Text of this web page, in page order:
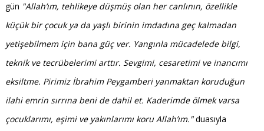
gün "Allah’ım, tehlikeye düşmüş olan her canlının, özellikle
küçük bir çocuk ya da yaşlı birinin imdadına geç kalmadan
yetişebilmem için bana güç ver. Yangınla mücadelede bilgi,
teknik ve tecrübelerimi arttır. Sevgimi, cesaretimi ve inancımı
eksiltme. Pirimiz İbrahim Peygamberi yanmaktan koruduğun
ilahi emrin sırrına beni de dahil et. Kaderimde ölmek varsa
çocuklarımı, eşimi ve yakınlarımı koru Allah’ım."duasıyla